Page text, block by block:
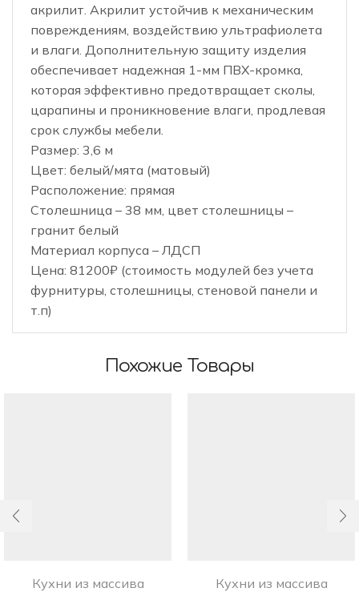
акрилит. Акрилит устойчив к механическим
повреждениям, воздействию ультрафиолета
и влаги. Дополнительную защиту изделия
обеспечивает надежная 1-мм ПВХ-кромка,
которая эффективно предотвращает сколы,
царапины и проникновение влаги, продлевая
срок службы мебели.
Размер: 3,6 м
Цвет: белый/мята (матовый)
Расположение: прямая
Столешница – 38 мм, цвет столешницы –
гранит белый
Материал корпуса – ЛДСП
Цена: 81200₽ (стоимость модулей без учета
фурнитуры, столешницы, стеновой панели и
т.п)
Похожие Товары
Кухни из массива Кухни из массива